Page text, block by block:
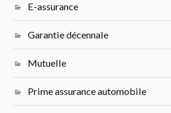
E-assurance
Garantie décennale
Mutuelle
Prime assurance automobile